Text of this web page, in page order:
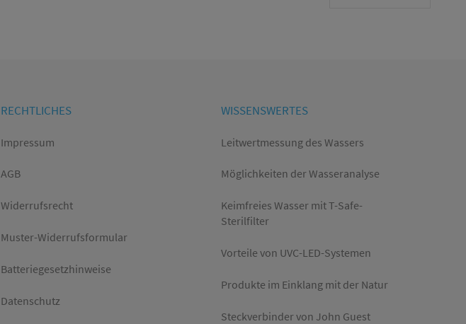
RECHTLICHES
Impressum
AGB
Widerrufsrecht
Muster-Widerrufsformular
Batteriegesetzhinweise
Datenschutz
WISSENSWERTES
Leitwertmessung des Wassers
Möglichkeiten der Wasseranalyse
Keimfreies Wasser mit T-Safe-
Sterilfilter
Vorteile von UVC-LED-Systemen
Produkte im Einklang mit der Natur
Steckverbinder von John Guest